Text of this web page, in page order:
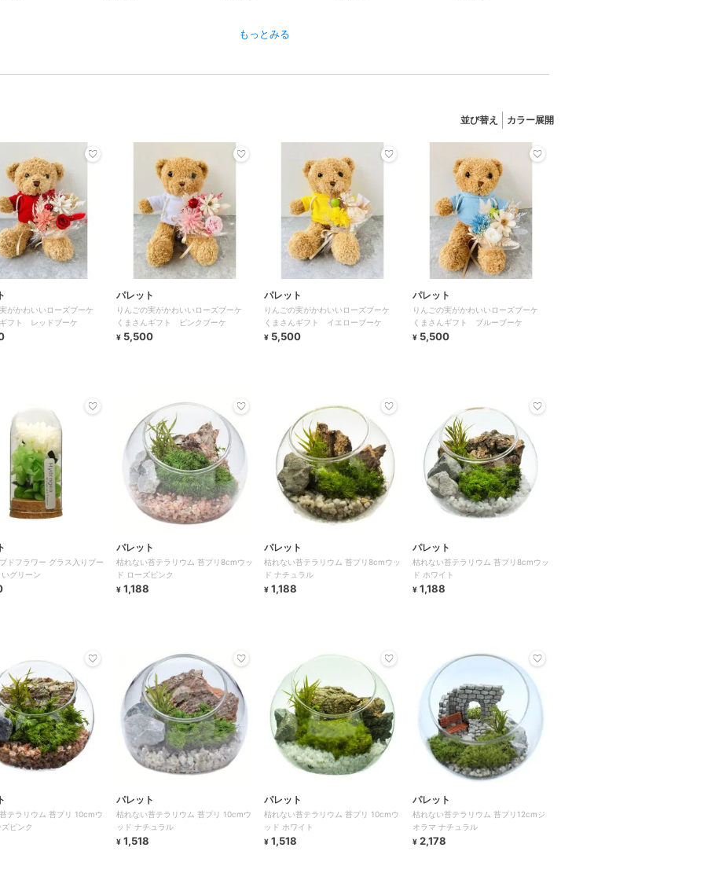
もっとみる
並び替え カラー展開
がかわいいローズブーケ
ギフト レッドブーケ
パレット
りんごの実がかわいいローズブーケ
くまさんギフト ピンクブーケ
¥ 5,500
パレット
りんごの実がかわいいローズブーケ
くまさんギフト イエローブーケ
¥ 5,500
パレット
りんごの実がかわいいローズブーケ
くまさんギフト ブルーブーケ
¥ 5,500
ドフラワー グラス入りブー
グリーン
パレット
枯れない苔テラリウム 苔プリ8cmウッ
ド ローズピンク
¥ 1,188
パレット
枯れない苔テラリウム 苔プリ8cmウッ
ド ナチュラル
¥ 1,188
パレット
枯れない苔テラリウム 苔プリ8cmウッ
ド ホワイト
¥ 1,188
テラリウム 苔プリ 10cmウ
ピンク
パレット
枯れない苔テラリウム 苔プリ 10cmウ
ッド ナチュラル
¥ 1,518
パレット
枯れない苔テラリウム 苔プリ 10cmウ
ッド ホワイト
¥ 1,518
パレット
枯れない苔テラリウム 苔プリ12cmジ
オラマ ナチュラル
¥ 2,178